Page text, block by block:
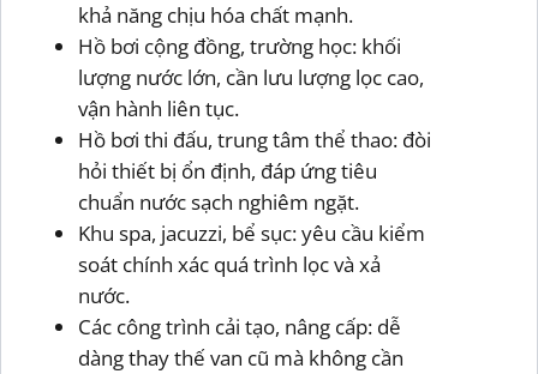
khả năng chịu hóa chất mạnh.
Hồ bơi cộng đồng, trường học: khối
lượng nước lớn, cần lưu lượng lọc cao,
vận hành liên tục.
Hồ bơi thi đấu, trung tâm thể thao: đòi
hỏi thiết bị ổn định, đáp ứng tiêu
chuẩn nước sạch nghiêm ngặt.
Khu spa, jacuzzi, bể sục: yêu cầu kiểm
soát chính xác quá trình lọc và xả
nước.
Các công trình cải tạo, nâng cấp: dễ
dàng thay thế van cũ mà không cần